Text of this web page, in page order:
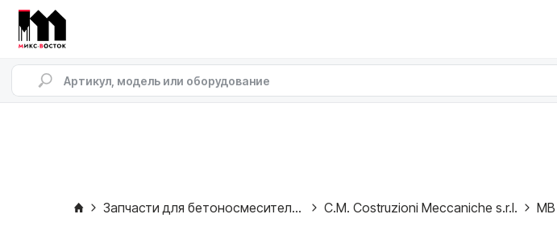
Запчасти для бетоносмесителей C.M. Costruzioni Meccaniche s.r.l. MB